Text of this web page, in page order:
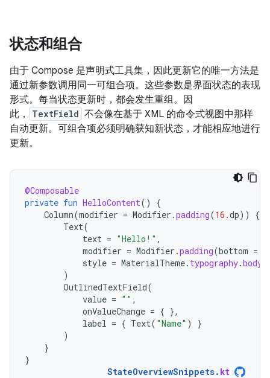
状态和组合
由于 Compose 是声明式工具集，因此更新它的唯一方法是
通过新参数调用同一可组合项。这些参数是界面状态的表现
形式。每当状态更新时，都会发生重组。 因
此，
TextField 不会像在基于 XML 的命令式视图中那样
自动更新。可组合项必须明确获知新状态，才能相应地进行
更新。
@Composable
private fun HelloContent()
{
Column(modifier = Modifier .padding(16.dp))
{
Text(
text = "Hello!" ,
modifier = Modifier .padding(bottom =
style = MaterialTheme. typography.
)
OutlinedTextField(
value = "" ,
onValueChange = { },
label = { Text( "Name" )
}
)
}
}
StateOverviewSnippets. kt